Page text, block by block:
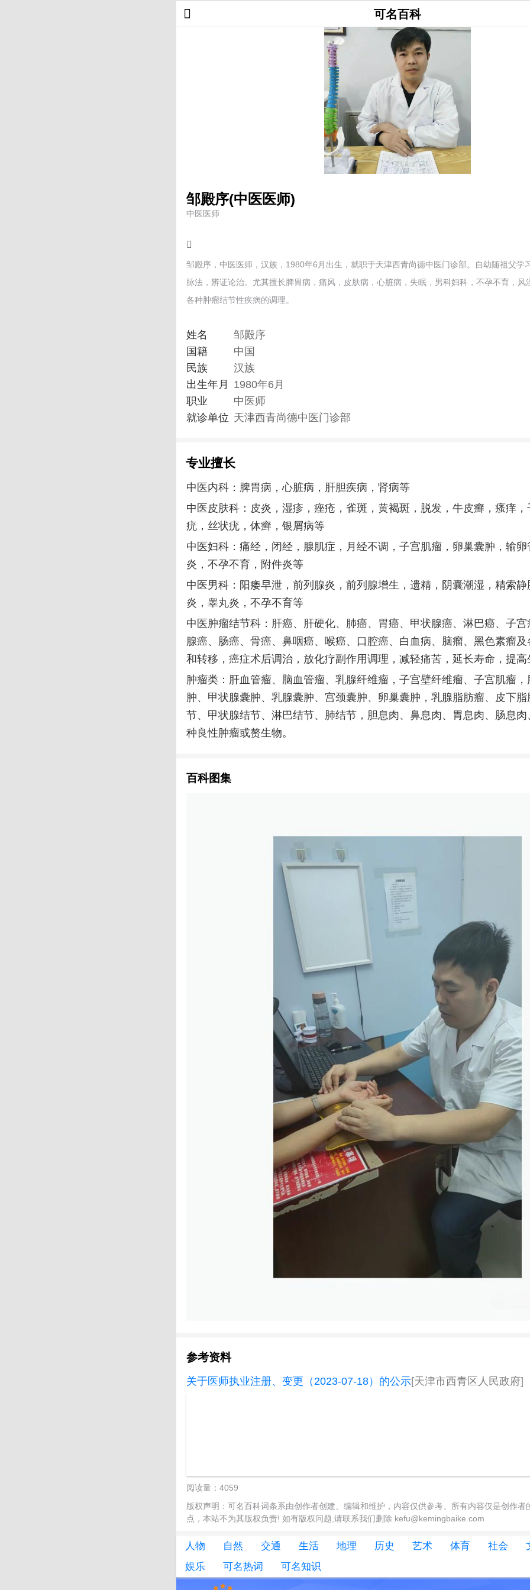
可名百科
邹殿序(中医医师)
中医医师
邹殿序，中医医师，汉族，1980年6月出生，就职于天津西青尚德中医门诊部。自幼随祖父学
脉法，辨证论治。尤其擅长脾胃病，痛风，皮肤病，心脏病，失眠，男科妇科，不孕不育，风
各种肿瘤结节性疾病的调理。
姓名
邹殿序
国籍
中国
民族
汉族
出生年月
1980年6月
职业
中医师
就诊单位 天津西青尚德中医门诊部
专业擅长
中医内科：脾胃病，心脏病，肝胆疾病，肾病等
中医皮肤科：皮炎，湿疹，痤疮，雀斑，黄褐斑，脱发，牛皮癣，瘙痒
疣，丝状疣，体癣，银屑病等
中医妇科：痛经，闭经，腺肌症，月经不调，子宫肌瘤，卵巢囊肿，输
炎，不孕不育，附件炎等
中医男科：阳痿早泄，前列腺炎，前列腺增生，遗精，阴囊潮湿，精索
炎，睾丸炎，不孕不育等
中医肿瘤结节科：肝癌、肝硬化、肺癌、胃癌、甲状腺癌、淋巴癌、子
腺癌、肠癌、骨癌、鼻咽癌、喉癌、口腔癌、白血病、脑瘤、黑色素瘤
和转移，癌症术后调治，放化疗副作用调理，减轻痛苦，延长寿命，提高
肿瘤类：肝血管瘤、脑血管瘤、乳腺纤维瘤，子宫壁纤维瘤、子宫肌瘤
肿、甲状腺囊肿、乳腺囊肿、宫颈囊肿、卵巢囊肿，乳腺脂肪瘤、皮下
节、甲状腺结节、淋巴结节、肺结节，胆息肉、鼻息肉、胃息肉、肠息
种良性肿瘤或赘生物。
百科图集
参考资料
关于医师执业注册、变更（2023-07-18）的公示[天津市西青区人民政府]
阅读量：4059
版权声明：可名百科词条系由创作者创建、编辑和维护，内容仅供参考。所有内容仅是创作者
点，本站不为其版权负责! 如有版权问题,请联系我们删除 kefu@kemingbaike.com
人物 自然 交通 生活 地理 历史 艺术 体育 社会
娱乐
可名热词 可名知识